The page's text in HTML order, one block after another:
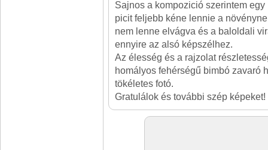
Sajnos a kompozició szerintem
picit feljebb kéne lennie a
nem lenne elvágva és a baloldali
ennyire az alsó képszélhez.
Az élesség és a rajzolat
homályos fehérségű bimbó zavaró
tökéletes fotó.
Gratulálok és további szép képeket!